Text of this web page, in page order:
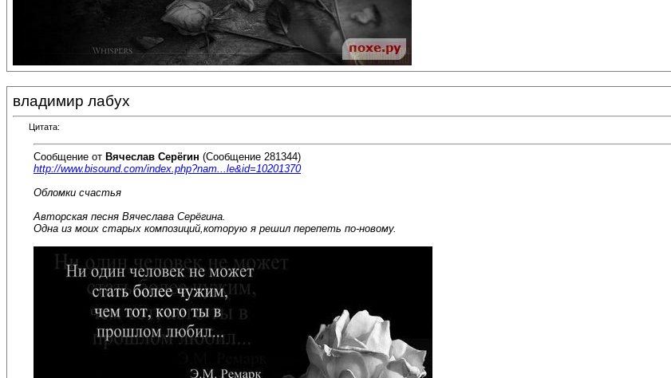
владимир лабух
Цитата:
Сообщение от Вячеслав Серёгин (Сообщение 281344)
http://www.bisound.com/index.php?nam...le&id=10201370
Обломки счастья
Авторская песня Вячеслава Серёгина.
Одна из моих старых композиций,которую я решил перепеть по-новому.